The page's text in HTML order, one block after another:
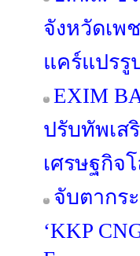
จังหวัดเพ
แคร์แปรรู
EXIM
ปรับทัพเส
เศรษฐกิจ
จับตากร
‘KKP